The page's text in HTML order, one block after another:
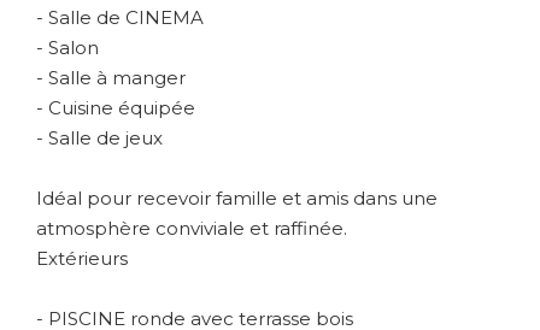
- Salle de CINEMA
- Salon
- Salle à manger
- Cuisine équipée
- Salle de jeux
Idéal pour recevoir famille et amis dans une
atmosphère conviviale et raffinée.
Extérieurs
- PISCINE ronde avec terrasse bois